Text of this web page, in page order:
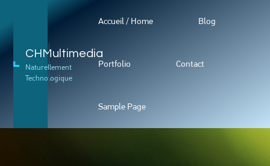
CHMultimedia
Naturellement
Technologique
Accueil / Home Blog
Portfolio Contact
Sample Page